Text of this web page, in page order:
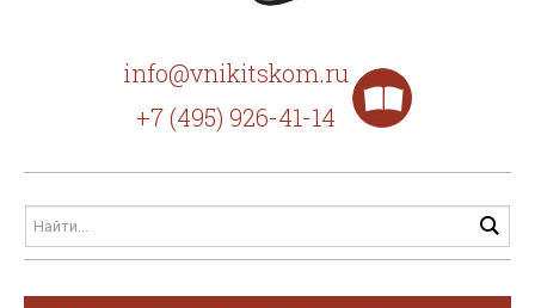
info@vnikitskom.ru
+7 (495) 926-41-14